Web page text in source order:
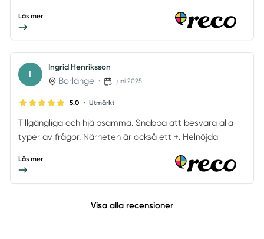
Läs mer
I
Ingrid Henriksson
Borlänge • juni 2025
5.0 • Utmärkt
Tillgängliga och hjälpsamma. Snabba att besvara alla
typer av frågor. Närheten är också ett +. Helnöjda
Läs mer
Visa alla recensioner